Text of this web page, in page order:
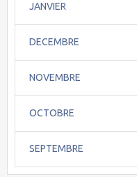
JANVIER
DECEMBRE
NOVEMBRE
OCTOBRE
SEPTEMBRE